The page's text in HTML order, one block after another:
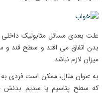
علت بعدی مسائل متابولیک
بدن اتفاق می افتد و سطح قند و
میزان لازم نباشد.
به عنوان مثال، ممکن است فردی
که سطح پتاسیم یا سدیم بدنش